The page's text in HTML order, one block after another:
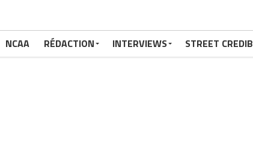
NCAA RÉDACTION INTERVIEWS STREET